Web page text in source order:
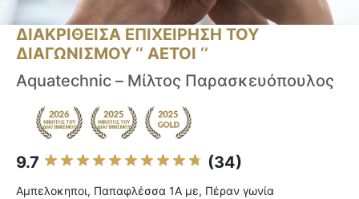
ΔΙΑΚΡΙΘΕΙΣΑ ΕΠΙΧΕΙΡΗΣΗ ΤΟΥ
ΔΙΑΓΩΝΙΣΜΟΥ ‘’ ΑΕΤΟΙ ‘’
Aquatechnic – Μίλτος Παρασκευόπουλος
9.7 (34)
Αμπελοκηποι, Παπαφλέσσα 1Α με, Πέραν γωνία